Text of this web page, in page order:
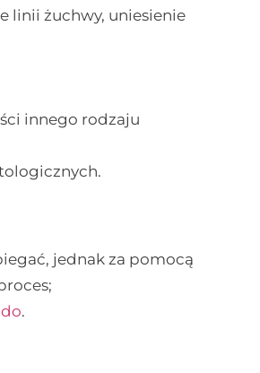
linii żuchwy, uniesienie
innego rodzaju
jednak za pomocą
.